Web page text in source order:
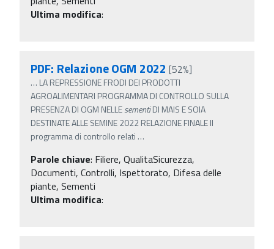
Ultima modifica:
PDF: Relazione OGM 2022 [52%]
… LA REPRESSIONE FRODI DEI PRODOTTI
AGROALIMENTARI PROGRAMMA DI CONTROLLO SULLA
PRESENZA DI OGM NELLEsementiDI MAIS E SOIA
DESTINATE ALLE SEMINE 2022 RELAZIONE FINALE Il
programma di controllo relati …
Parole chiave: Filiere, QualitaSicurezza,
Documenti, Controlli, Ispettorato, Difesa delle
piante, Sementi
Ultima modifica: